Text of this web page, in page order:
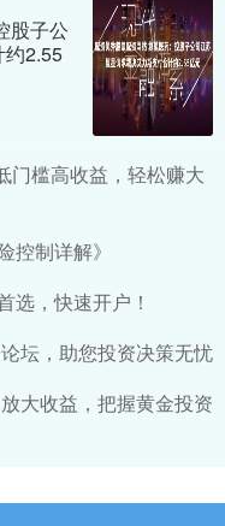
股子公
约2.55
门槛高收益，轻松赚大
控制详解》
选，快速开户！
坛，助您投资决策无忧
大收益，把握黄金投资